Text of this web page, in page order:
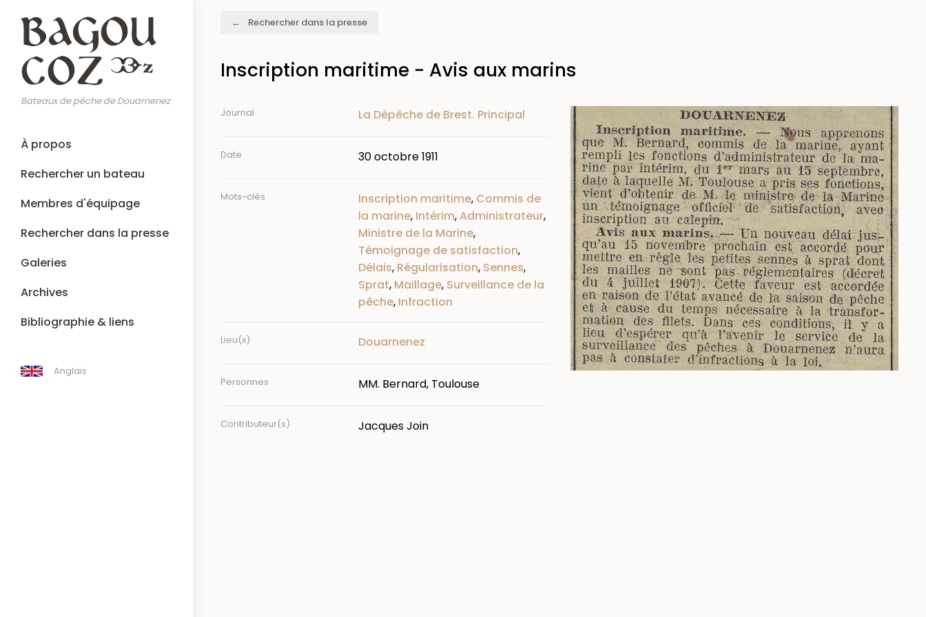
contenu
principal
Bateaux de pêche de Douarnenez
Main
navigation
À propos
Rechercher un bateau
Membres d'équipage
Rechercher dans la presse
Galeries
Archives
Bibliographie & liens
Anglais
Rechercher dans la presse
Inscription maritime - Avis aux marins
Journal La Dépêche de Brest. Principal
Date 30 octobre 1911
Mots-clés Inscription maritime, Commis de
la marine, Intérim,Administrateur,
Ministre de la Marine,
Témoignage de satisfaction,
Délais, Régularisation, Sennes,
Sprat, Maillage, Surveillance de la
pêche, Infraction
Lieu(x) Douarnenez
Personnes MM. Bernard, Toulouse
Contributeur(s) Jacques Join
Image